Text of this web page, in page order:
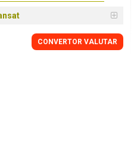
CONVERTOR VALUTAR